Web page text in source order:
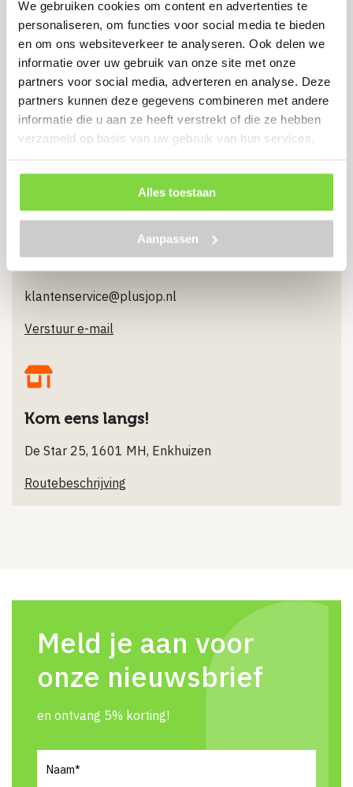
We gebruiken cookies om content en advertenties te
personaliseren, om functies voor social media te bieden
en om ons websiteverkeer te analyseren. Ook delen we
informatie over uw gebruik van onze site met onze
partners voor social media, adverteren en analyse. Deze
partners kunnen deze gegevens combineren met andere
informatie die u aan ze heeft verstrekt of die ze hebben
verzameld op basis van uw gebruik van hun services.
Alles toestaan
Aanpassen
Stuur ons een Whatsappje
Bel ons
085 024 0044
Bel direct
Mail ons
klantenservice@plusjop.nl
Verstuur e-mail
Kom eens langs!
De Star 25, 1601 MH, Enkhuizen
Routebeschrijving
Meld je aan voor
onze nieuwsbrief
en ontvang 5% korting!